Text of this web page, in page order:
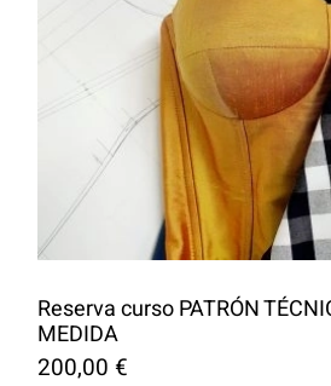
Reserva curso PATRÓN
MEDIDA
200,00 €